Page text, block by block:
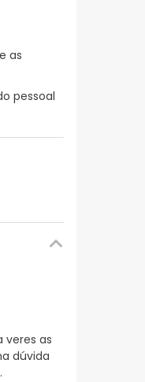
as
pessoal
veres as
dúvida
.